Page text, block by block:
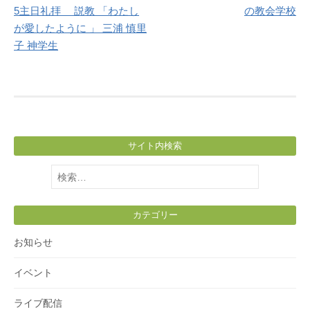
5主日礼拝 説教 「わたし
が愛したように 」 三浦 慎里
子 神学生
の教会学校
サイト内検索
検
索:
カテゴリー
お知らせ
イベント
ライブ配信